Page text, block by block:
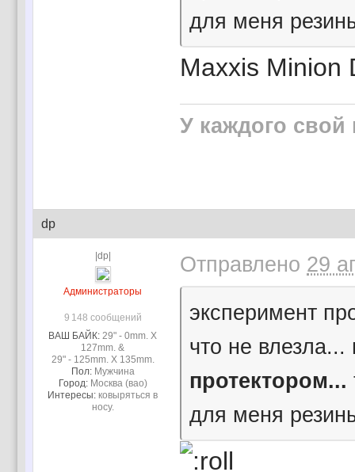
для меня
Maxxis Minion
У каждого свой
dp
|dp|
Администраторы
9 148 сообщений
ВАШ БАЙК: 29" - 0mm. X
127mm. &
29" - 125mm. X 135mm.
Пол: Мужчина
Город: Москва (вао)
Интересы: ковыряться в
носу.
Отправлено 29
эксперимент
что не влезла...
протектором...
для меня